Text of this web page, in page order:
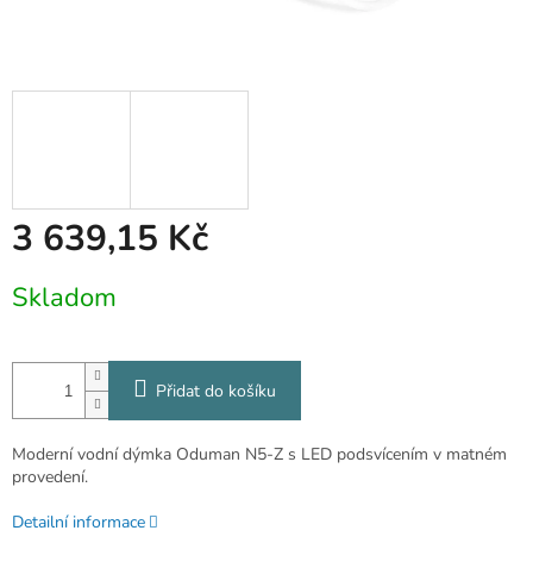
3 639,15 Kč
cena:
Skladom
Přidat do košíku
Moderní vodní dýmka Oduman N5-Z s LED podsvícením v matném
provedení.
Detailní informace